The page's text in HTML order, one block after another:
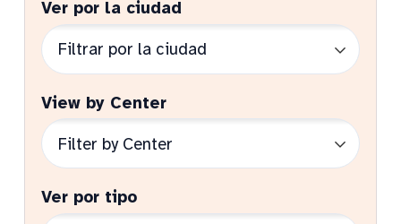
Ver por la ciudad
View by Center
Ver por tipo